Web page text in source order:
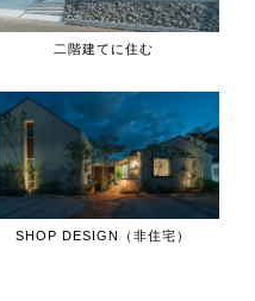
二階建てに住む
SHOP DESIGN（非住宅）